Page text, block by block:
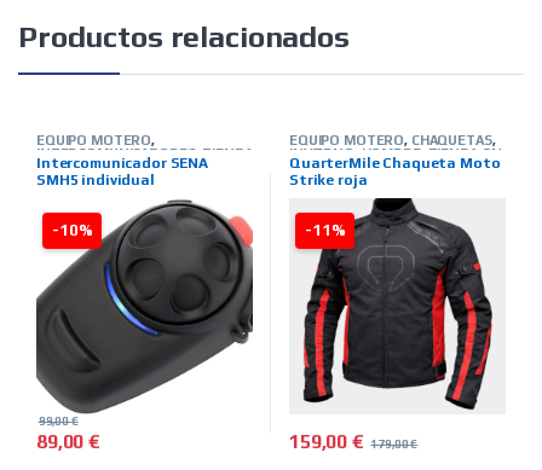
Productos relacionados
-10%
EQUIPO MOTERO,
INTERCOMUNICADORES, TIENDA
ON LINE,MARCAS,SENA
Intercomunicador SENA
SMH5 individual
89,00€
99,00€
-11%
EQUIPO MOTERO, CHAQUETAS,
INVIERNO
HOMBRE, TIENDA ON
LINE,MARCAS ,QUARTER MILE
QuarterMile Chaqueta Moto
Strike roja
159,00€ 179,00€